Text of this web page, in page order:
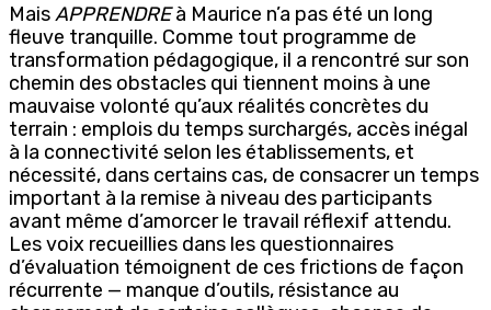
MaisAPPRENDREà Maurice n’a pas été un long
fleuve tranquille. Comme tout programme de
transformation pédagogique, il a rencontré sur son
chemin des obstacles qui tiennent moins à une
mauvaise volonté qu’aux réalités concrètes du
terrain : emplois du temps surchargés, accès inégal
à la connectivité selon les établissements, et
nécessité, dans certains cas, de consacrer un temps
important à la remise à niveau des participants
avant même d’amorcer le travail réflexif attendu.
Les voix recueillies dans les questionnaires
d’évaluation témoignent de ces frictions de façon
récurrente — manque d’outils, résistance au